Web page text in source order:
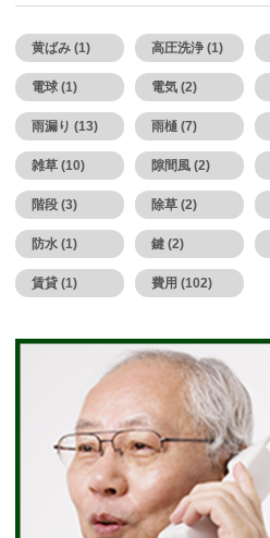
黄ばみ (1) 高圧洗浄 (1)
電球 (1) 電気 (2)
雨漏り (13) 雨樋 (7)
雑草 (10) 隙間風 (2)
階段 (3) 除草 (2)
防水 (1) 鍵 (2)
賃貸 (1) 費用 (102)